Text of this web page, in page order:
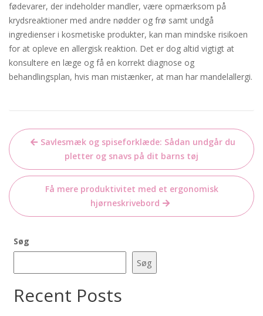
fødevarer, der indeholder mandler, være opmærksom på
krydsreaktioner med andre nødder og frø samt undgå
ingredienser i kosmetiske produkter, kan man mindske risikoen
for at opleve en allergisk reaktion. Det er dog altid vigtigt at
konsultere en læge og få en korrekt diagnose og
behandlingsplan, hvis man mistænker, at man har mandelallergi.
Indlægsnavigation
Savlesmæk og spiseforklæde: Sådan undgår du
pletter og snavs på dit barns tøj
Få mere produktivitet med et ergonomisk
hjørneskrivebord
Søg
Søg
Recent Posts